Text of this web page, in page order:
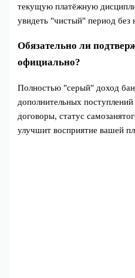
текущую платёжную
увидеть "чистый" период без
Обязательно ли
официально?
Полностью "серый" доход
дополнительных
договоры, статус
улучшит восприятие вашей